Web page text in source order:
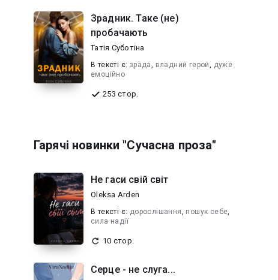
Зрадник. Таке (не)
пробачають
Татія Суботіна
В текcті є: зрада, владний герой, дуже
емоційно
253 стор.
Гарячі новинки "Сучасна проза"
Не гаси свій світ
Oleksa Arden
В текcті є: дорослішання, пошук себе,
сила надії
10 стор.
Серце - не слуга...